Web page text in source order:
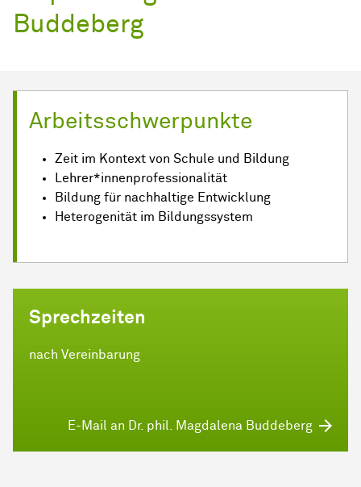
Buddeberg
Arbeitsschwerpunkte
Zeit im Kontext von Schule und Bildung
Lehrer*innenprofessionalität
Bildung für nachhaltige Entwicklung
Heterogenität im Bildungssystem
Sprechzeiten
nach Vereinbarung
E-Mail an Dr. phil. Magdalena Buddeberg